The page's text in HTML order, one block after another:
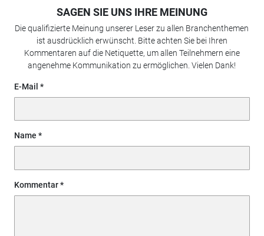
SAGEN SIE UNS IHRE MEINUNG
Die qualifizierte Meinung unserer Leser zu allen Branchenthemen
ist ausdrücklich erwünscht. Bitte achten Sie bei Ihren
Kommentaren auf die Netiquette, um allen Teilnehmern eine
angenehme Kommunikation zu ermöglichen. Vielen Dank!
E-Mail
Name
Kommentar